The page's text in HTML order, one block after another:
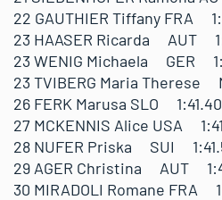
22 GAUTHIER Tiffany FRA
23 HAASER Ricarda AUT
23 WENIG Michaela GER
23 TVIBERG Maria
26 FERK Marusa SLO
27 MCKENNIS Alice USA
28 NUFER Priska SUI
29 AGER Christina AUT
30 MIRADOLI Romane FRA